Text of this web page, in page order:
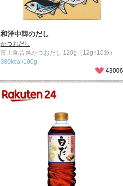
和洋中韓のだし
かつおだし
富士食品 純かつおだし 120g（12g×10袋）
380kcal/100g
43006